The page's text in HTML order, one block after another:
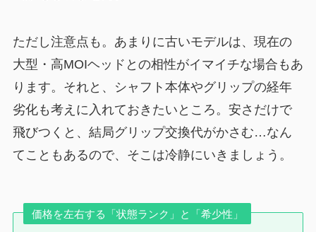
ただし注意点も。あまりに古いモデルは、現在の
大型・高MOIヘッドとの相性がイマイチな場合もあ
ります。それと、シャフト本体やグリップの経年
劣化も考えに入れておきたいところ。安さだけで
飛びつくと、結局グリップ交換代がかさむ…なん
てこともあるので、そこは冷静にいきましょう。
価格を左右する「状態ランク」と「希少性」